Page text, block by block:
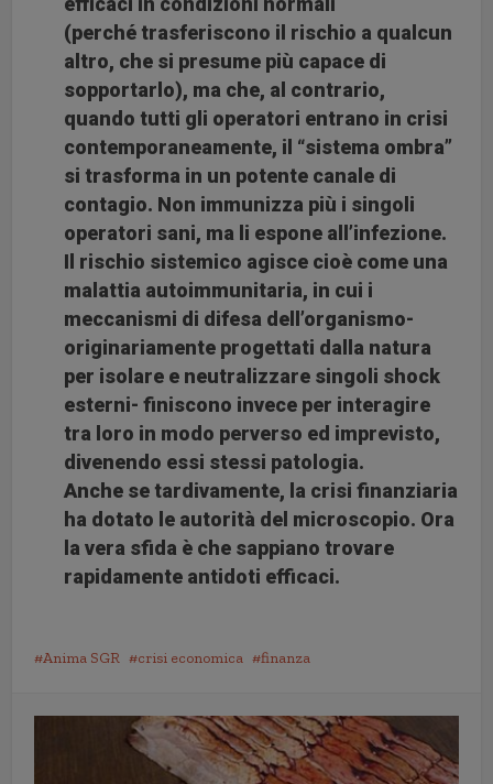
(perché trasferiscono il rischio a qualcun
altro, che si presume più capace di
sopportarlo), ma che, al contrario,
quando tutti gli operatori entrano in crisi
contemporaneamente, il “sistema ombra”
si trasforma in un potente canale di
contagio. Non immunizza più i singoli
operatori sani, ma li espone all’infezione.
Il rischio sistemico agisce cioè come una
malattia autoimmunitaria, in cui i
meccanismi di difesa dell’organismo-
originariamente progettati dalla natura
per isolare e neutralizzare singoli shock
esterni- finiscono invece per interagire
tra loro in modo perverso ed imprevisto,
divenendo essi stessi patologia.
Anche se tardivamente, la crisi finanziaria
ha dotato le autorità del microscopio. Ora
la vera sfida è che sappiano trovare
rapidamente antidoti efficaci.
Anima SGR crisi economica finanza